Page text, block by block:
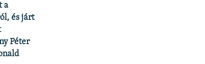
a
és járt
Péter